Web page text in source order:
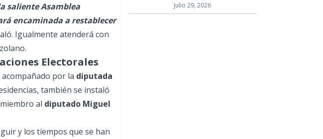
saliente Asamblea
encaminada a restablecer
Igualmente atenderá con
Electorales
por la diputada
también se instaló
al diputado Miguel
y los tiempos que se han
Julio 29, 2026